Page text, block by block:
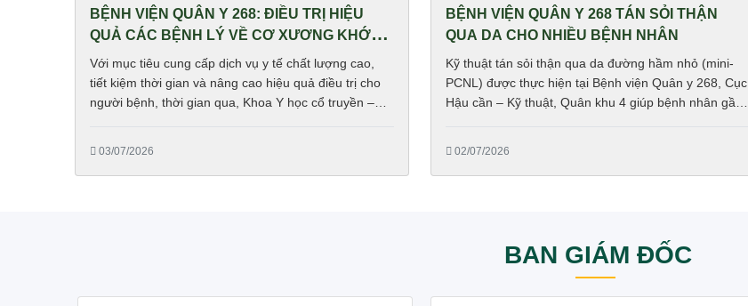
BỆNH VIỆN QUÂN Y 268: ĐIỀU TRỊ HIỆU
QUẢ CÁC BỆNH LÝ VỀ CƠ XƯƠNG KHỚP
BẰNG KỸ THUẬT TIÊN TIẾN
Với mục tiêu cung cấp dịch vụ y tế chất lượng cao,
tiết kiệm thời gian và nâng cao hiệu quả điều trị cho
người bệnh, thời gian qua, Khoa Y học cổ truyền –
03/07/2026
BỆNH VIỆN QUÂN Y 268 TÁN SỎI THẬN
QUA DA CHO NHIỀU BỆNH NHÂN
Kỹ thuật tán sỏi thận qua da đường hầm nhỏ (mini-
PCNL) được thực hiện tại Bệnh viện Quân y 268, Cục
Hậu cần – Kỹ thuật, Quân khu 4 giúp bệnh nhân gần
02/07/2026
BAN GIÁM ĐỐC